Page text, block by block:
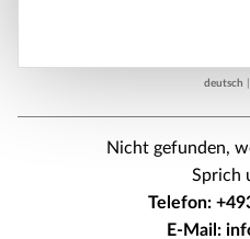
deutsch
Nicht gefunden,
Sprich
Telefon:
E-Mail: